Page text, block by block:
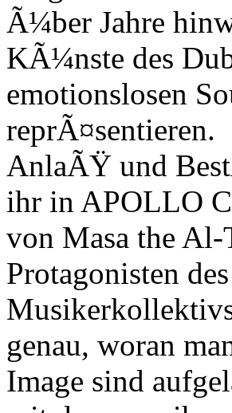
Ã¼ber Jahre
KÃ¼nste des
emotionslosen
reprÃ¤sentieren.
AnlaÃŸ und
ihr in APOLLO
von Masa the
Protagonisten
genau, woran
Image sind